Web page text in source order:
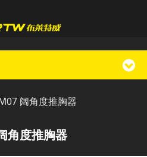
推胸器
阔角度推胸器
角度推胸器